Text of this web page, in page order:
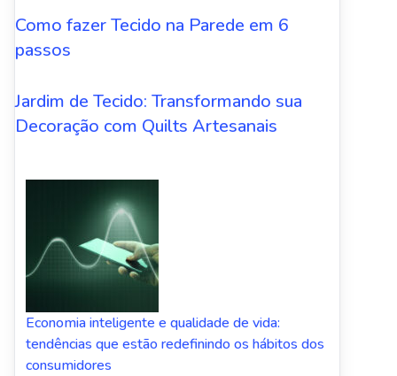
Como fazer Tecido na Parede em 6
passos
Jardim de Tecido: Transformando sua
Decoração com Quilts Artesanais
Economia inteligente e qualidade de vida:
tendências que estão redefinindo os hábitos dos
consumidores